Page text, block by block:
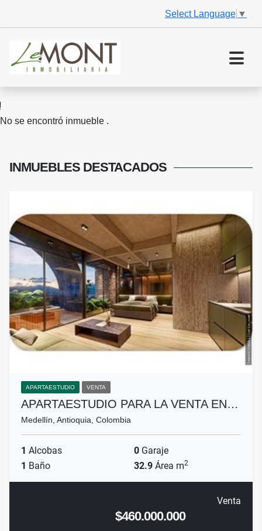
Select Language ▼
No se encontró inmueble .
INMUEBLES DESTACADOS
APARTAESTUDIO VENTA
APARTAESTUDIO PARA LA VENTA EN…
Medellín, Antioquia, Colombia
1 Alcobas 0 Garaje
1 Baño 32.9 Área m2
Venta
$460.000.000